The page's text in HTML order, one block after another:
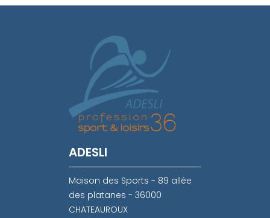
ADESLI
Maison des Sports - 89 allée
des platanes - 36000
CHATEAUROUX